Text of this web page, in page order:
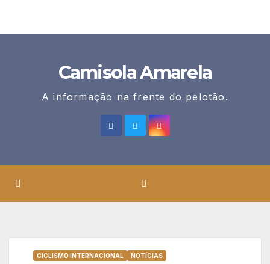
Camisola Amarela
A informação na frente do pelotão.
CICLISMO INTERNACIONAL NOTÍCIAS